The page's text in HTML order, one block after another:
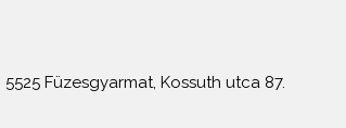
5525 Füzesgyarmat, Kossuth utca 87.